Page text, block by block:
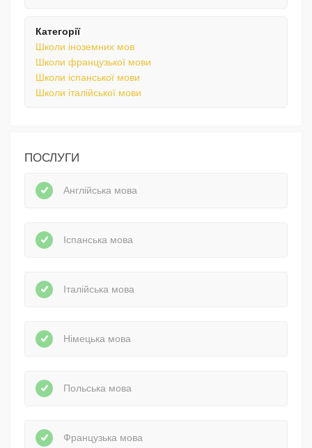
Категорії
Школи іноземних мов
Школи французької мови
Школи іспанської мови
Школи італійської мови
ПОСЛУГИ
Англійська мова
Іспанська мова
Італійська мова
Німецька мова
Польська мова
Французька мова